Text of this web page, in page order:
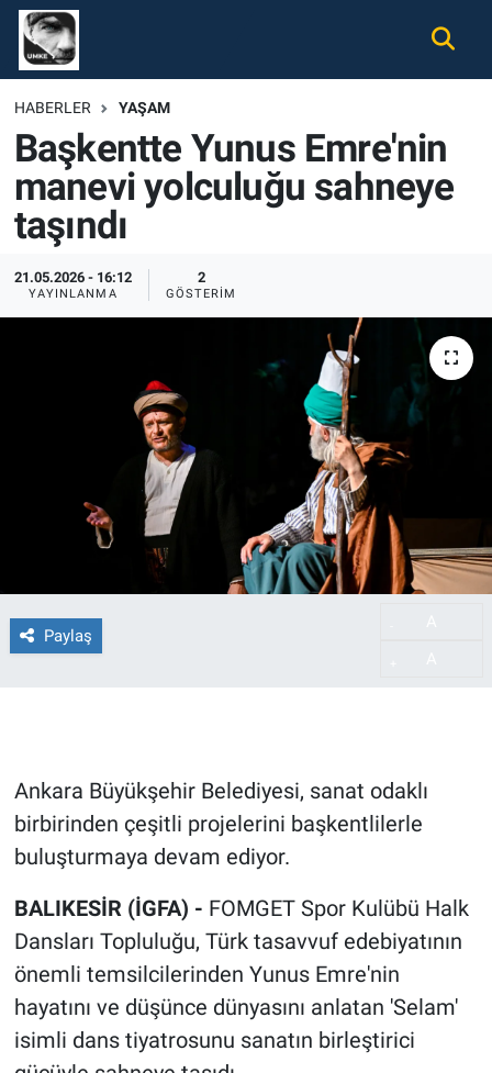
HABERLER YAŞAM
Başkentte Yunus Emre'nin
manevi yolculuğu sahneye
taşındı
21.05.2026 - 16:12
YAYINLANMA
2
GÖSTERIM
Paylaş
Ankara Büyükşehir Belediyesi, sanat odaklı
birbirinden çeşitli projelerini başkentlilerle
buluşturmaya devam ediyor.
BALIKESİR (İGFA) - FOMGET Spor Kulübü Halk
Dansları Topluluğu, Türk tasavvuf edebiyatının
önemli temsilcilerinden Yunus Emre'nin
hayatını ve düşünce dünyasını anlatan 'Selam'
isimli dans tiyatrosunu sanatın birleştirici
Gündem
Ekonomi
Spor
Magazin
Tüm Haberler
Nöbetçi Eczaneler
Hava Durumu
Namaz Vakitleri
Trafik Durumu
Süper Lig Puan Durumu ve Fikstür
Son Dakika Haberleri
Haber Arşivi